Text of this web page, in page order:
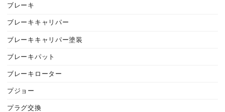
ブレーキ
ブレーキキャリパー
ブレーキキャリパー塗装
ブレーキパット
ブレーキローター
プジョー
プラグ交換